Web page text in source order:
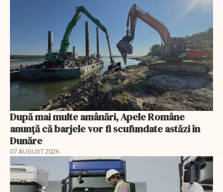
După mai multe amânări, Apele Române
anunță că barjele vor fi scufundate astăzi în
Dunăre
07 AUGUST 2026